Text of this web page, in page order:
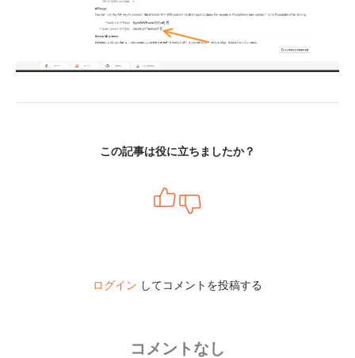
この記事は役に立ちましたか？
ログイン してコメントを投稿する
コメントなし